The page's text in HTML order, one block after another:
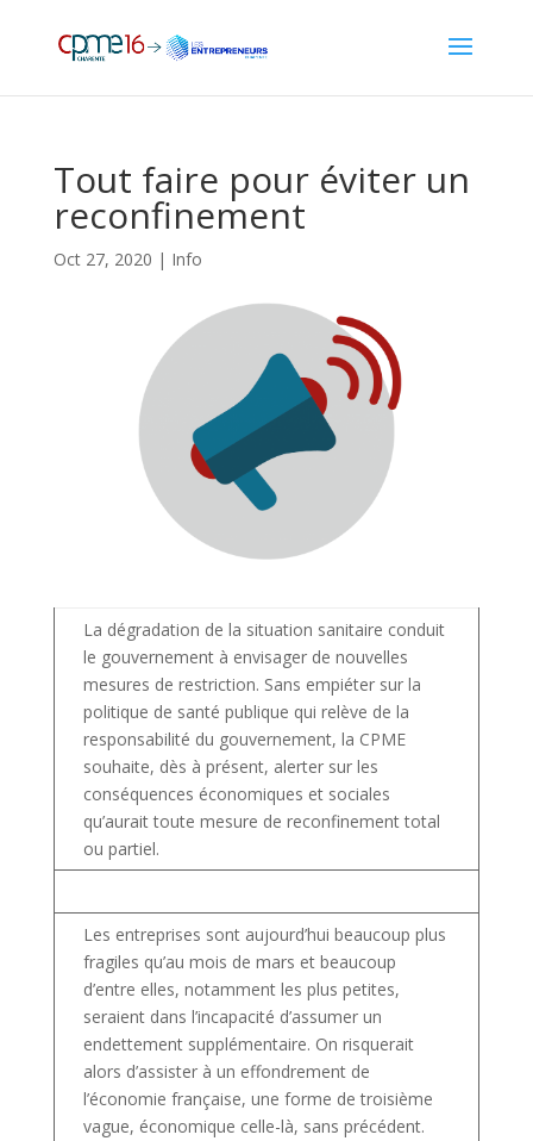
Tout faire pour éviter un
reconfinement
Oct 27, 2020 | Info
La dégradation de la situation sanitaire conduit
le gouvernement à envisager de nouvelles
mesures de restriction. Sans empiéter sur la
politique de santé publique qui relève de la
responsabilité du gouvernement, la CPME
souhaite, dès à présent, alerter sur les
conséquences économiques et sociales
qu’aurait toute mesure de reconfinement total
ou partiel.
Les entreprises sont aujourd’hui beaucoup plus
fragiles qu’au mois de mars et beaucoup
d’entre elles, notamment les plus petites,
seraient dans l’incapacité d’assumer un
endettement supplémentaire. On risquerait
alors d’assister à un effondrement de
l’économie française, une forme de troisième
vague, économique celle-là, sans précédent.